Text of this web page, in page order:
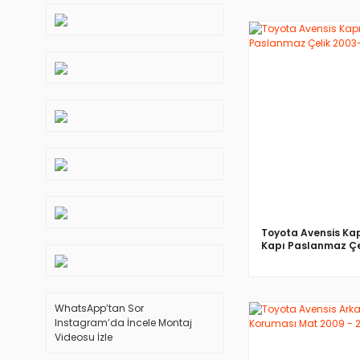
WhatsApp’tan Sor
Instagram’da İnceleMontaj
Videosu İzle
Toyota Avensis
Kapı Paslanmaz